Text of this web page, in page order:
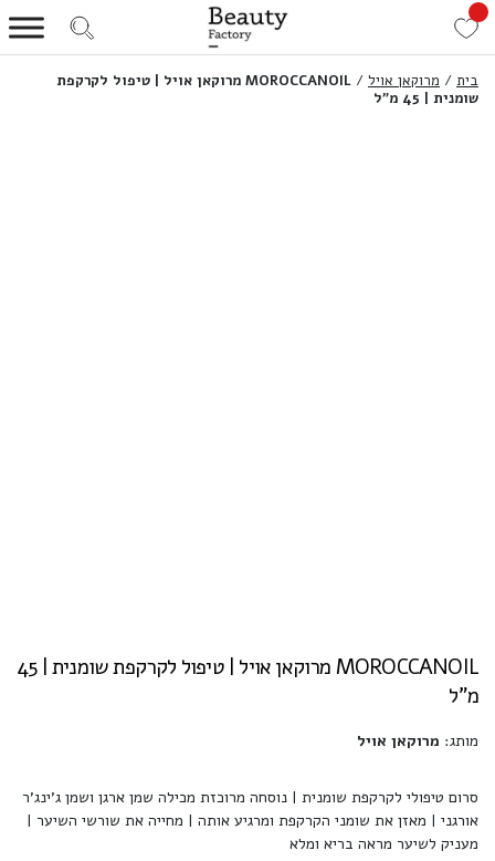
בית / מרוקאן אויל /
MOROCCANOIL מרוקאן אויל | טיפול לקרקפת
שומנית | 45 מ”ל
MOROCCANOIL מרוקאן אויל | טיפול לקרקפת שומנית | 45
מ"ל
מותג: מרוקאן אויל
סרום טיפולי לקרקפת שומנית | נוסחה מרוכזת מכילה שמן ארגן ושמן ג'ינג'ר
אורגני | מאזן את שומני הקרקפת ומרגיע אותה | מחייה את שורשי השיער |
מעניק לשיער מראה בריא ומלא